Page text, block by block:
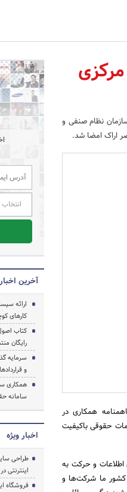
نظام صنفی و
اراک امضا شد.
همکاری در
حقوقی باکیفیت
و حرکت به
کشور ما شرکت‌ها و
آخرین
ارائه
کارهای
کتاب
رایگان
سرمایه
و
همکاری
سامانه
اخبار ویژه
طراحی
اینترنتی
فروشگاه